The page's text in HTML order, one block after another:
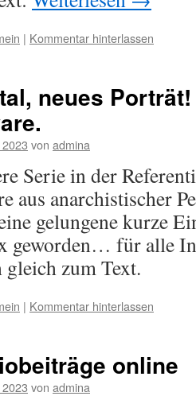
| Kommentar hinterlassen
neues
von admina
Serie in der
aus anarchistischer
gelungene kurze
geworden… für alle
gleich zum Text.
| Kommentar hinterlassen
online
von admina